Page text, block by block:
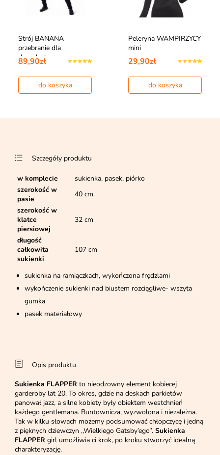
Strój BANANA
przebranie dla
dorosłych
89,90zł
do koszyka
Peleryna WAMPIRZYCY
mini
29,90zł
do koszyka
Szczegóły produktu
w komplecie
sukienka, pasek, piórko
szerokość w
pasie
40 cm
szerokość w
klatce
piersiowej
32 cm
długość
całkowita
sukienki
107 cm
sukienka na ramiączkach, wykończona frędzlami
wykończenie sukienki nad biustem rozciągliwe- wszyta
gumka
pasek materiałowy
Opis produktu
Sukienka FLAPPER to nieodzowny element kobiecej
garderoby lat 20. To okres, gdzie na deskach parkietów
panował jazz, a silne kobiety były obiektem westchnień
każdego gentlemana. Buntownicza, wyzwolona i niezależna.
Tak w kilku słowach możemy podsumować chłopczycę i jedną
z pięknych dziewczyn ,,Wielkiego Gatsby’ego’’. Sukienka
FLAPPER girl umożliwia ci krok, po kroku stworzyć idealną
charakteryzację.